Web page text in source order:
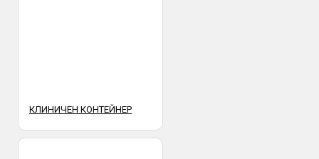
КЛИНИЧЕН КОНТЕЙНЕР